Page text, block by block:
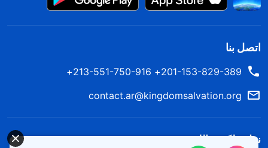
اتصل بنا
201-153-829-389+ 213-551-750-916+
contact.ar@kingdomsalvation.org
نزل ملكوت الله.